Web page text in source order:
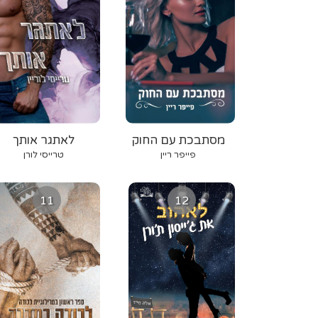
לאתגר אותך
טרייסי לורן
מסתבכת עם החוק
פייפר ריין
11 12